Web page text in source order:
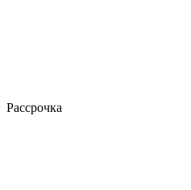
Рассрочка